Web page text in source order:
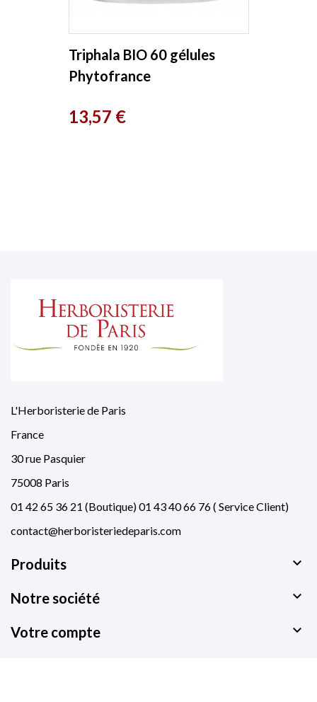
Triphala BIO 60 gélules
Phytofrance
Prix
13,57 €
L'Herboristerie de Paris
France
30 rue Pasquier
75008 Paris
01 42 65 36 21 (Boutique) 01 43 40 66 76 ( Service Client)
contact@herboristeriedeparis.com
Produits 
Notre société 
Votre compte 